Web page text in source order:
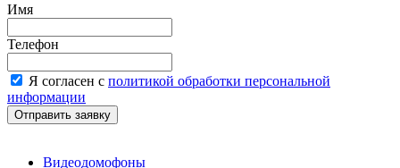
Имя
Телефон
Я согласен с политикой обработки персональной
информации
Видеодомофоны